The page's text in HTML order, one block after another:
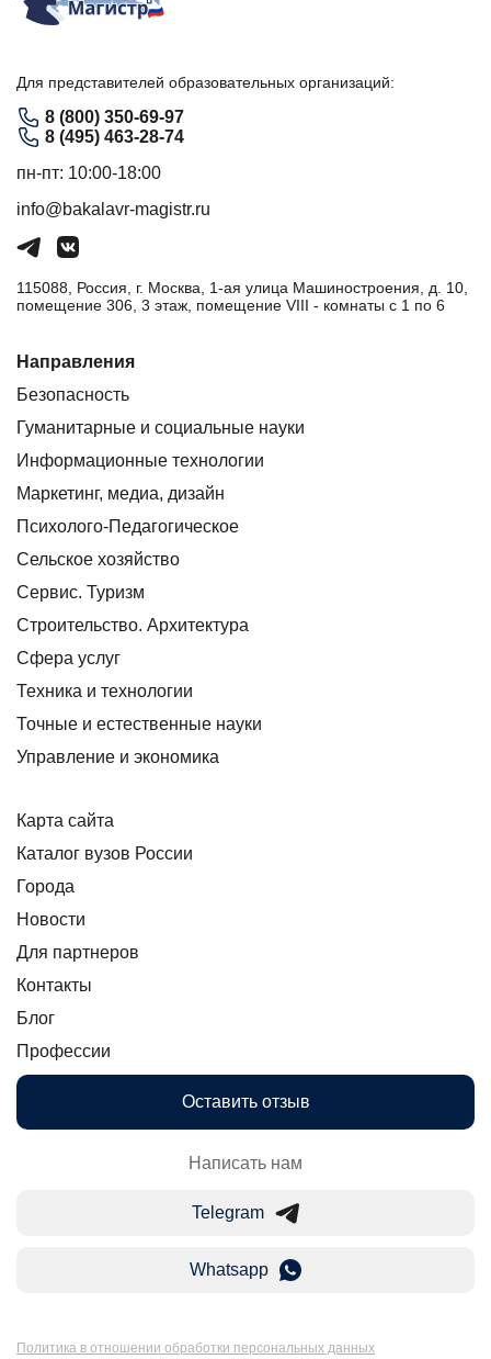
Для представителей образовательных организаций:
8 (800) 350-69-97
8 (495) 463-28-74
пн-пт: 10:00-18:00
info@bakalavr-magistr.ru
115088, Россия, г. Москва, 1-ая улица Машиностроения, д. 10,
помещение 306, 3 этаж, помещение VIII - комнаты с 1 по 6
Направления
Безопасность
Гуманитарные и социальные науки
Информационные технологии
Маркетинг, медиа, дизайн
Психолого-Педагогическое
Сельское хозяйство
Сервис. Туризм
Строительство. Архитектура
Сфера услуг
Техника и технологии
Точные и естественные науки
Управление и экономика
Карта сайта
Каталог вузов России
Города
Новости
Для партнеров
Контакты
Блог
Профессии
Оставить отзыв
Написать нам
Telegram
Whatsapp
Политика в отношении обработки персональных данных